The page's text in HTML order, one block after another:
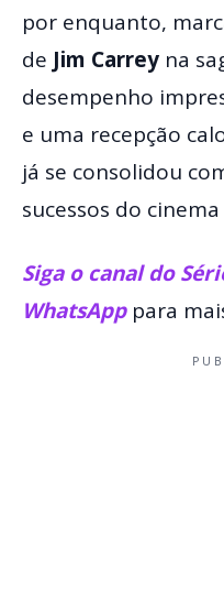
por enquanto,
de Jim Carrey na
desempenho
e uma recepção
já se consolidou
sucessos do
Siga o canal do
WhatsApppara